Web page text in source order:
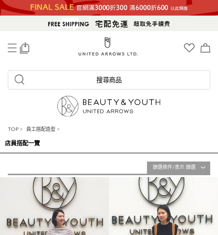
搜尋商品
TOP > 員工搭配造型 >
店員搭配一覽
篩選條件/表示 篩選